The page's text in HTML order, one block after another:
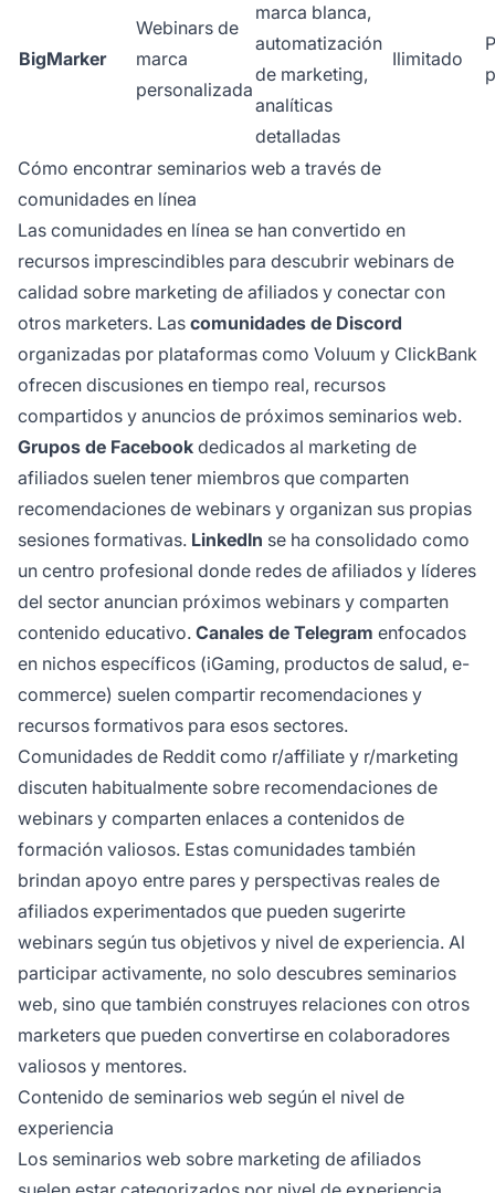
BigMarker
Webinars de
marca
personalizada
marca blanca,
automatización
de marketing,
analíticas
detalladas
Ilimitado
Cómo encontrar seminarios web a través de
comunidades en línea
Las comunidades en línea se han convertido en
recursos imprescindibles para descubrir webinars de
calidad sobre marketing de afiliados y conectar con
otros marketers. Las comunidades de Discord
organizadas por plataformas como Voluum y ClickBank
ofrecen discusiones en tiempo real, recursos
compartidos y anuncios de próximos seminarios web.
Grupos de Facebook dedicados al marketing de
afiliados suelen tener miembros que comparten
recomendaciones de webinars y organizan sus propias
sesiones formativas. LinkedIn se ha consolidado como
un centro profesional donde redes de afiliados y líderes
del sector anuncian próximos webinars y comparten
contenido educativo. Canales de Telegram enfocados
en nichos específicos (iGaming, productos de salud, e-
commerce) suelen compartir recomendaciones y
recursos formativos para esos sectores.
Comunidades de Reddit como r/affiliate y r/marketing
discuten habitualmente sobre recomendaciones de
webinars y comparten enlaces a contenidos de
formación valiosos. Estas comunidades también
brindan apoyo entre pares y perspectivas reales de
afiliados experimentados que pueden sugerirte
webinars según tus objetivos y nivel de experiencia. Al
participar activamente, no solo descubres seminarios
web, sino que también construyes relaciones con otros
marketers que pueden convertirse en colaboradores
valiosos y mentores.
Contenido de seminarios web según el nivel de
experiencia
Los seminarios web sobre marketing de afiliados